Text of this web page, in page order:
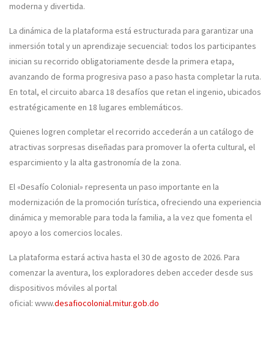
moderna y divertida.
La dinámica de la plataforma está estructurada para garantizar una
inmersión total y un aprendizaje secuencial: todos los participantes
inician su recorrido obligatoriamente desde la primera etapa,
avanzando de forma progresiva paso a paso hasta completar la ruta.
En total, el circuito abarca 18 desafíos que retan el ingenio, ubicados
estratégicamente en 18 lugares emblemáticos.
Quienes logren completar el recorrido accederán a un catálogo de
atractivas sorpresas diseñadas para promover la oferta cultural, el
esparcimiento y la alta gastronomía de la zona.
El «Desafío Colonial» representa un paso importante en la
modernización de la promoción turística, ofreciendo una experiencia
dinámica y memorable para toda la familia, a la vez que fomenta el
apoyo a los comercios locales.
La plataforma estará activa hasta el 30 de agosto de 2026. Para
comenzar la aventura, los exploradores deben acceder desde sus
dispositivos móviles al portal
oficial: www.desafiocolonial.mitur.gob.do